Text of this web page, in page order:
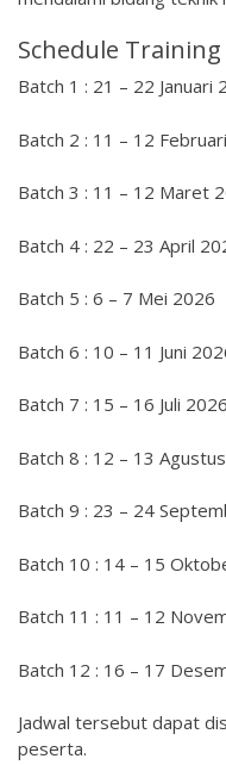
Schedule
Batch 1 : 21 – 22 Januari
Batch 2 : 11 – 12
Batch 3 : 11 – 12 Maret
Batch 4 : 22 – 23 April
Batch 5 : 6 – 7 Mei 2026
Batch 6 : 10 – 11 Juni
Batch 7 : 15 – 16 Juli 2026
Batch 8 : 12 – 13
Batch 9 : 23 – 24
Batch 10 : 14 – 15
Batch 11 : 11 – 12
Batch 12 : 16 – 17
Jadwal tersebut dapat
peserta.